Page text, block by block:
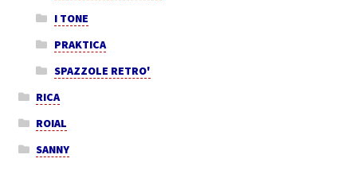
I TONE
PRAKTICA
SPAZZOLE RETRO'
RICA
ROIAL
SANNY